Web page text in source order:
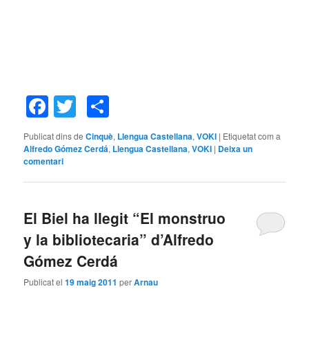
Facebook
Twitter
Publicat dins de Cinquè, Llengua Castellana,VOKI | Etiquetat com a
Alfredo Gómez Cerdá, Llengua Castellana,VOKI | Deixa un
comentari
El Biel ha llegit “El monstruo
y la bibliotecaria” d’Alfredo
Gómez Cerdá
Publicat el19 maig 2011 perArnau